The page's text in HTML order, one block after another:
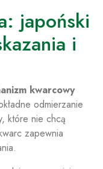
japoński
i
kwarcowy
odmierzanie
które nie chcą
zapewnia